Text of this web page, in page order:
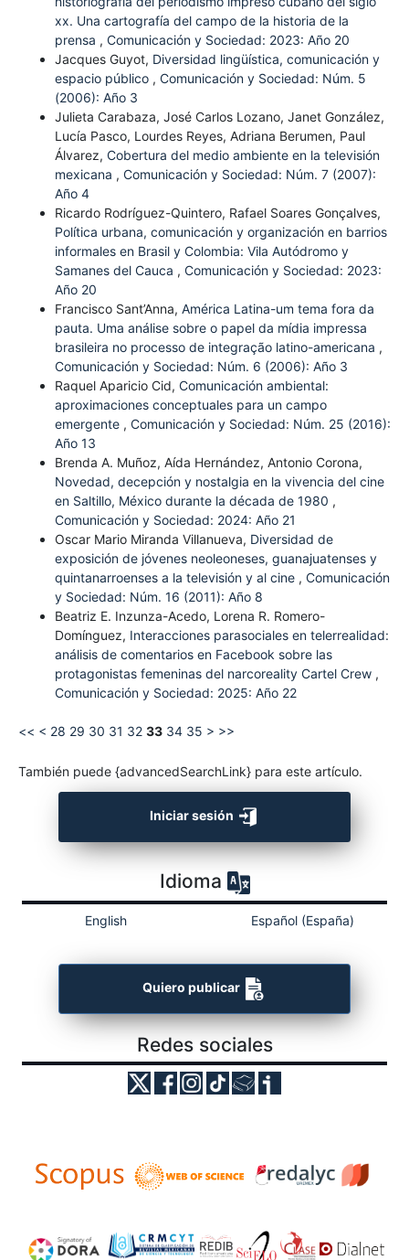
xx. Una cartografía del campo de la historia de la
prensa , Comunicación y Sociedad: 2023: Año 20
Jacques Guyot, Diversidad lingüística, comunicación y
espacio público , Comunicación y Sociedad: Núm. 5
(2006): Año 3
Julieta Carabaza, José Carlos Lozano, Janet González,
Lucía Pasco, Lourdes Reyes, Adriana Berumen, Paul
Álvarez, Cobertura del medio ambiente en la televisión
mexicana , Comunicación y Sociedad: Núm. 7 (2007):
Año 4
Ricardo Rodríguez-Quintero, Rafael Soares Gonçalves,
Política urbana, comunicación y organización en barrios
informales en Brasil y Colombia: Vila Autódromo y
Samanes del Cauca , Comunicación y Sociedad: 2023:
Año 20
Francisco Sant’Anna, América Latina-um tema fora da
pauta. Uma análise sobre o papel da mídia impressa
brasileira no processo de integração latino-americana ,
Comunicación y Sociedad: Núm. 6 (2006): Año 3
Raquel Aparicio Cid, Comunicación ambiental:
aproximaciones conceptuales para un campo
emergente , Comunicación y Sociedad: Núm. 25 (2016):
Año 13
Brenda A. Muñoz, Aída Hernández, Antonio Corona,
Novedad, decepción y nostalgia en la vivencia del cine
en Saltillo, México durante la década de 1980 ,
Comunicación y Sociedad: 2024: Año 21
Oscar Mario Miranda Villanueva, Diversidad de
exposición de jóvenes neoleoneses, guanajuatenses y
quintanarroenses a la televisión y al cine , Comunicación
y Sociedad: Núm. 16 (2011): Año 8
Beatriz E. Inzunza-Acedo, Lorena R. Romero-
Domínguez, Interacciones parasociales en telerrealidad:
análisis de comentarios en Facebook sobre las
protagonistas femeninas del narcoreality Cartel Crew ,
Comunicación y Sociedad: 2025: Año 22
<< < 28 29 30 31 32 33 34 35 > >>
También puede {advancedSearchLink} para este artículo.
Iniciar sesión
Idioma
English Español (España)
Quiero publicar
Redes sociales